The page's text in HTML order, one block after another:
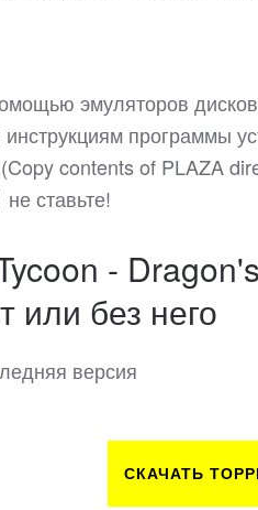
эмуляторов дисков
программы
contents of PLAZA
ставьте!
-
или без него
версия
СКАЧАТЬ